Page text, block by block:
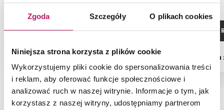
Zgoda Szczegóły O plikach cookies
Niniejsza strona korzysta z plików cookie
Wykorzystujemy pliki cookie do spersonalizowania treści
i reklam, aby oferować funkcje społecznościowe i
analizować ruch w naszej witrynie. Informacje o tym, jak
korzystasz z naszej witryny, udostępniamy partnerom
ZOBACZ PRODUKT
na zamówienie
ZOBACZ